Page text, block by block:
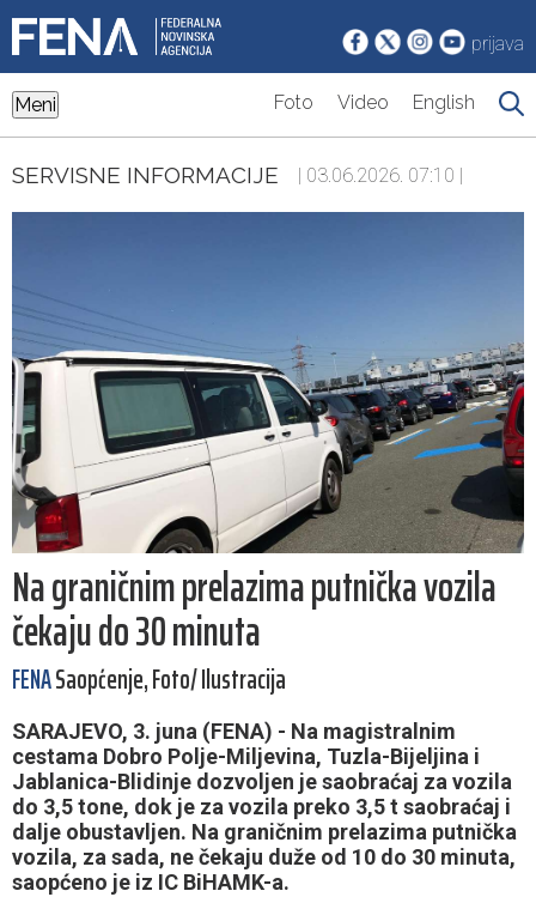
prijava
Meni Foto Video English
SERVISNE INFORMACIJE | 03.06.2026. 07:10 |
Na graničnim prelazima putnička vozila
čekaju do 30 minuta
FENASaopćenje, Foto/ Ilustracija
SARAJEVO, 3. juna (FENA) - Na magistralnim
cestama Dobro Polje-Miljevina, Tuzla-Bijeljina i
Jablanica-Blidinje dozvoljen je saobraćaj za vozila
do 3,5 tone, dok je za vozila preko 3,5 t saobraćaj i
dalje obustavljen. Na graničnim prelazima putnička
vozila, za sada, ne čekaju duže od 10 do 30 minuta,
saopćeno je iz IC BiHAMK-a.